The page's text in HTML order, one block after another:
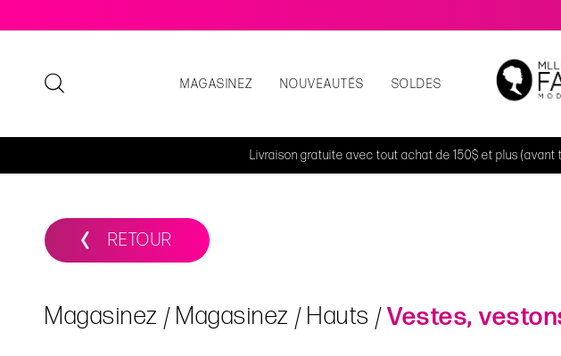
MAGASINEZ NOUVEAUTÉS SOLDES
Livraison gratuite avec tout achat de 150$ et plus
RETOUR
Magasinez Magasinez Hauts Vestes,